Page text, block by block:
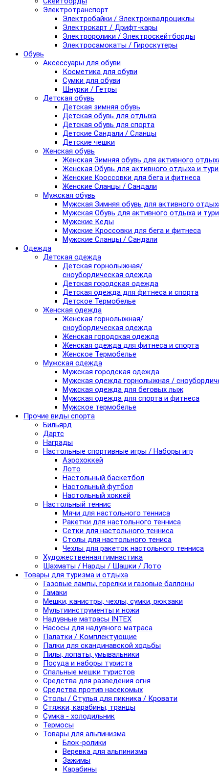
Электротранспорт
Электробайки / Электроквадроциклы
Электрокарт / Дрифт-кары
Электроролики / Электроскейтборды
Электросамокаты / Гироскутеры
Обувь
Аксессуары для обуви
Косметика для обуви
Сумки для обуви
Шнурки / Гетры
Детская обувь
Детская зимняя обувь
Детская обувь для отдыха
Детская обувь для спорта
Детские Сандали / Сланцы
Детские чешки
Женская обувь
Женская Зимняя обувь для активного
Женская Обувь для активного отдыха и
Женские Кроссовки для бега и фитнеса
Женские Сланцы / Сандали
Мужская обувь
Мужская Зимняя обувь для активного
Мужская Обувь для активного отдыха и
Мужские Кеды
Мужские Кроссовки для бега и фитнеса
Мужские Сланцы / Сандали
Одежда
Детская одежда
Детская горнолыжная/
сноубордическая одежда
Детская городская одежда
Детская одежда для фитнеса и спорта
Детское Термобелье
Женская одежда
Женская горнолыжная/
сноубордическая одежда
Женская городская одежда
Женская одежда для фитнеса и спорта
Женское Термобелье
Мужская одежда
Мужская городская одежда
Мужская одежда горнолыжная /
Мужская одежда для беговых лыж
Мужская одежда для спорта и фитнеса
Мужское термобелье
Прочие виды спорта
Бильярд
Дартс
Награды
Настольные спортивные игры / Наборы игр
Аэрохоккей
Лото
Настольный баскетбол
Настольный футбол
Настольный хоккей
Настольный теннис
Мячи для настольного тенниса
Ракетки для настольного тенниса
Сетки для настольного тенниса
Столы для настольного тениса
Чехлы для ракеток настольного тенниса
Художественная гимнастика
Шахматы / Нарды / Шашки / Лото
Товары для туризма и отдыха
Газовые лампы, горелки и газовые баллоны
Гамаки
Мешки, канистры, чехлы, сумки, рюкзаки
Мультиинструменты и ножи
Надувные матрасы INTEX
Насосы для надувного матраса
Палатки / Комплектующие
Палки для скандинавской ходьбы
Пилы, лопаты, умывальники
Посуда и наборы туриста
Спальные мешки туристов
Средства для разведения огня
Средства против насекомых
Столы / Стулья для пикника / Кровати
Стяжки, карабины, транцы
Сумка - холодильник
Термосы
Товары для альпинизма
Блок-ролики
Веревка для альпинизма
Зажимы
Карабины